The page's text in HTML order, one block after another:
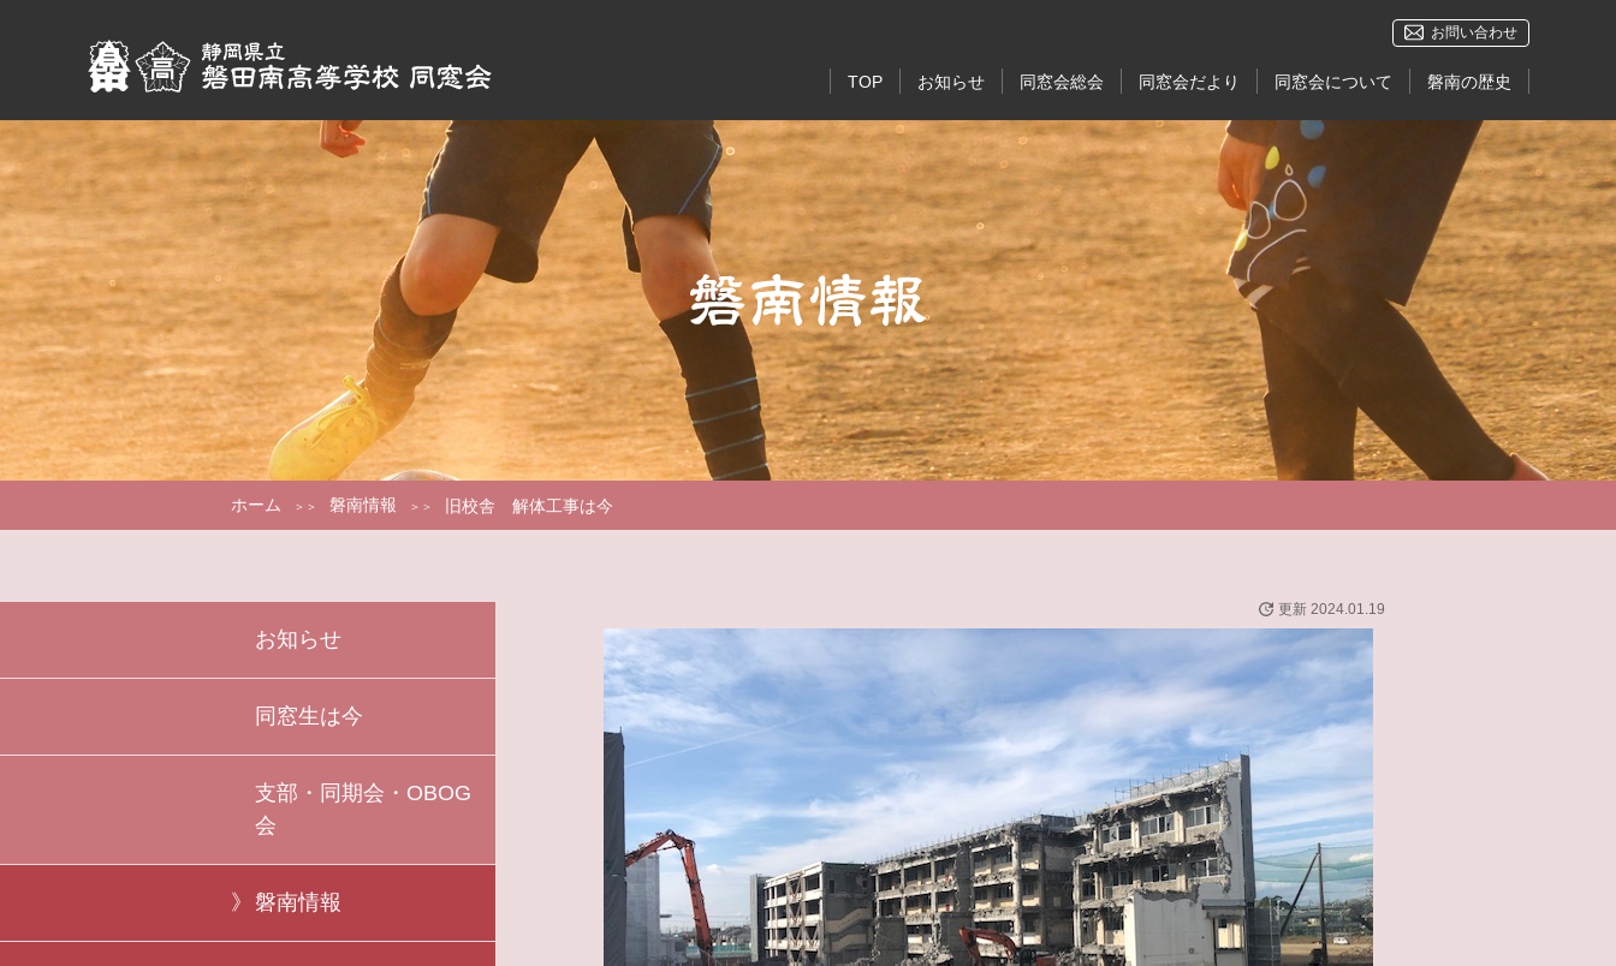
TOP お知らせ
お知らせ
同窓生は今
支部・同期会・OBOG会
磐南情報
同窓会総会 同窓会だより 同窓会について 磐南の歴史
磐田南高校の歴史
見中・磐南 栄光の軌跡
お問い合わせ
ホーム 磐南情報 旧校舎 解体工事は今
更新 2024.01.19
お知らせ
同窓生は今
支部・同期会・OBOG
会
磐南情報